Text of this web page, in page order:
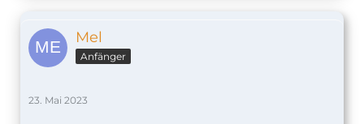
Mel
Anfänger
23. Mai 2023